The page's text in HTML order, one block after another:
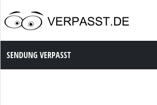
Sendung Verpasst
SENDUNG VERPASST